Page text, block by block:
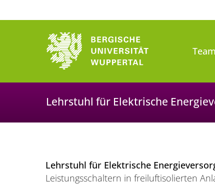
Team
Lehrstuhl für Elektrische
Lehrstuhl für Elektrische
Leistungsschaltern in freiluftisolierten